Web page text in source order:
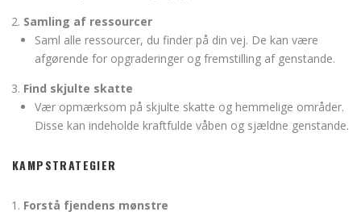
Samling af ressourcer
Saml alle ressourcer, du finder på din vej. De kan være
afgørende for opgraderinger og fremstilling af genstande.
Find skjulte skatte
Vær opmærksom på skjulte skatte og hemmelige områder.
Disse kan indeholde kraftfulde våben og sjældne genstande.
KAMPSTRATEGIER
Forstå fjendens mønstre